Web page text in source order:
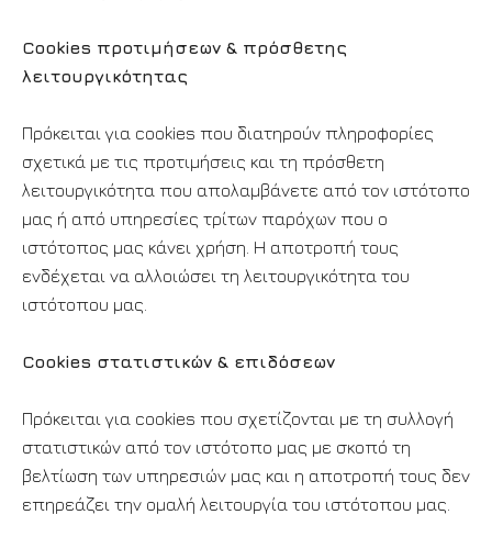
Cookies προτιμήσεων & πρόσθετης
λειτουργικότητας
Πρόκειται για cookies που διατηρούν πληροφορίες
σχετικά με τις προτιμήσεις και τη πρόσθετη
λειτουργικότητα που απολαμβάνετε από τον ιστότοπο
μας ή από υπηρεσίες τρίτων παρόχων που ο
ιστότοπος μας κάνει χρήση. Η αποτροπή τους
ενδέχεται να αλλοιώσει τη λειτουργικότητα του
ιστότοπου μας.
Cookies στατιστικών & επιδόσεων
Πρόκειται για cookies που σχετίζονται με τη συλλογή
στατιστικών από τον ιστότοπο μας με σκοπό τη
βελτίωση των υπηρεσιών μας και η αποτροπή τους δεν
επηρεάζει την ομαλή λειτουργία του ιστότοπου μας.